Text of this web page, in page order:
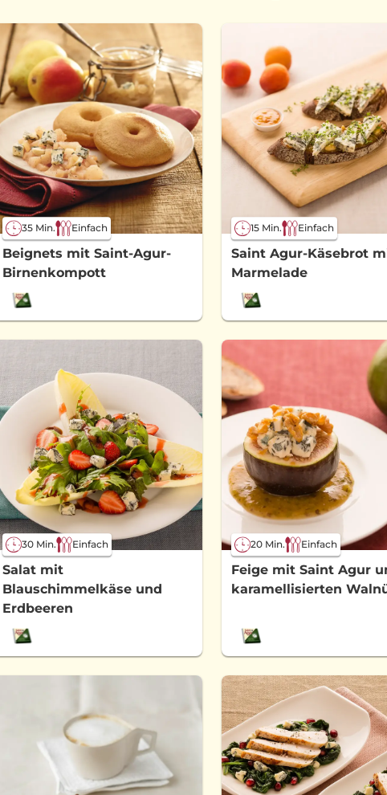
35 Min. Einfach
Beignets mit Saint-Agur-
Birnenkompott
15 Min. Einfach
Saint Agur-Käsebrot
Marmelade
30 Min. Einfach
Salat mit
Blauschimmelkäse und
Erdbeeren
20 Min. Einfach
Feige mit Saint Agur
karamellisierten